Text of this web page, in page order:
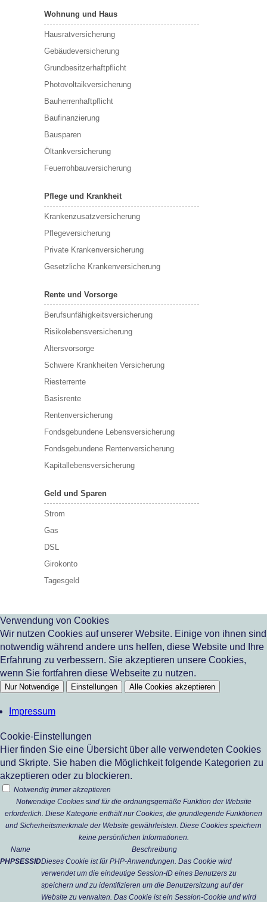
Wohnung und Haus
Hausratversicherung
Gebäudeversicherung
Grundbesitzerhaftpflicht
Photovoltaikversicherung
Bauherrenhaftpflicht
Baufinanzierung
Bausparen
Öltankversicherung
Feuerrohbauversicherung
Pflege und Krankheit
Krankenzusatzversicherung
Pflegeversicherung
Private Krankenversicherung
Gesetzliche Krankenversicherung
Rente und Vorsorge
Berufs­unfähigkeitsversicherung
Risikolebensversicherung
Altersvorsorge
Schwere Krankheiten Versicherung
Riesterrente
Basisrente
Rentenversicherung
Fondsgebundene Lebensversicherung
Fondsgebundene Rentenversicherung
Kapitallebensversicherung
Geld und Sparen
Strom
Gas
DSL
Girokonto
Tagesgeld
Verwendung von Cookies
Wir nutzen Cookies auf unserer Website. Einige von ihnen sind
notwendig während andere uns helfen, diese Website und Ihre
Erfahrung zu verbessern. Sie akzeptieren unsere Cookies,
wenn Sie fortfahren diese Webseite zu nutzen.
Nur Notwendige Einstellungen Alle Cookies akzeptieren
Impressum
Cookie-Einstellungen
Hier finden Sie eine Übersicht über alle verwendeten Cookies
und Skripte. Sie haben die Möglichkeit folgende Kategorien zu
akzeptieren oder zu blockieren.
Notwendig Immer akzeptieren
Notwendige Cookies sind für die ordnungsgemäße Funktion der Website
erforderlich. Diese Kategorie enthält nur Cookies, die grundlegende Funktionen
und Sicherheitsmerkmale der Website gewährleisten. Diese Cookies speichern
keine persönlichen Informationen.
Name
Beschreibung
PHPSESSIDDieses Cookie ist für PHP-Anwendungen. Das Cookie wird
verwendet um die eindeutige Session-ID eines Benutzers zu
speichern und zu identifizieren um die Benutzersitzung auf der
Website zu verwalten. Das Cookie ist ein Session-Cookie und wird